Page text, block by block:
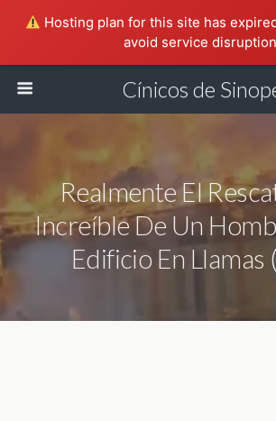
Hosting plan for this site has
avoid service
Cínicos de
Realmente El
Increíble De Un
Edificio En Llamas